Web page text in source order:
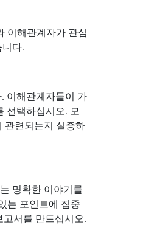
이해관계자가 관심
다.
이해관계자들이 가
선택하십시오. 모
관련되는지 실증하
명확한 이야기를
는 포인트에 집중
서를 만드십시오.